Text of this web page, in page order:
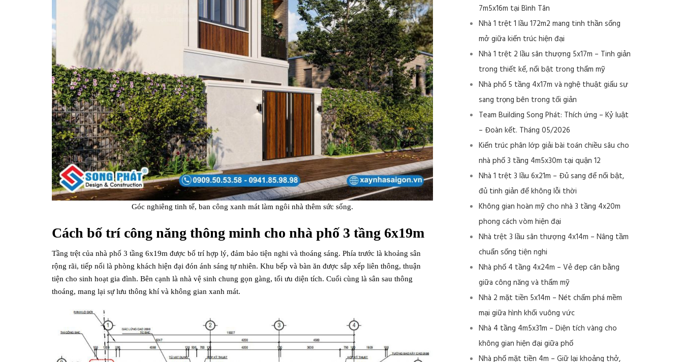
Góc nghiêng tinh tế, ban công xanh mát làm ngôi nhà thêm sức sống.
Cách bố trí công năng thông minh cho nhà phố 3 tầng 6x19m
Tầng trệt của nhà phố 3 tầng 6x19m được bố trí hợp lý, đảm bảo tiện nghi và thoáng sáng. Phía trước là khoảng sân
rộng rãi, tiếp nối là phòng khách hiện đại đón ánh sáng tự nhiên. Khu bếp và bàn ăn được sắp xếp liên thông, thuận
tiện cho sinh hoạt gia đình. Bên cạnh là nhà vệ sinh chung gọn gàng, tối ưu diện tích. Cuối cùng là sân sau thông
thoáng, mang lại sự lưu thông khí và không gian xanh mát.
7m5x16m tại Bình Tân
Nhà 1 trệt 1 lầu 172m2 mang tinh thần sống
mở giữa kiến trúc hiện đại
Nhà 1 trệt 2 lầu sân thượng 5x17m – Tinh giản
trong thiết kế, nổi bật trong thẩm mỹ
Nhà phố 5 tầng 4x17m và nghệ thuật giấu sự
sang trọng bên trong tối giản
Team Building Song Phát: Thích ứng – Kỷ luật
– Đoàn kết. Tháng 05/2026
Kiến trúc phân lớp giải bài toán chiều sâu cho
nhà phố 3 tầng 4m5x30m tại quận 12
Nhà 1 trệt 3 lầu 6x21m – Đủ sang để nổi bật,
đủ tinh giản để không lỗi thời
Không gian hoàn mỹ cho nhà 3 tầng 4x20m
phong cách vòm hiện đại
Nhà trệt 3 lầu sân thượng 4x14m – Nâng tầm
chuẩn sống tiện nghi
Nhà phố 4 tầng 4x24m – Vẻ đẹp cân bằng
giữa công năng và thẩm mỹ
Nhà 2 mặt tiền 5x14m – Nét chấm phá mềm
mại giữa hình khối vuông vức
Nhà 4 tầng 4m5x31m – Diện tích vàng cho
không gian hiện đại giữa phố
Nhà phố mặt tiền 4m – Giữ lại khoảng thở,